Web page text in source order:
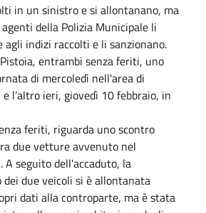
in un sinistro e si allontanano, ma
della Polizia Municipale li
agli indizi raccolti e li sanzionano.
entrambi senza feriti, uno
di mercoledì nell'area di
l’altro ieri, giovedì 10 febbraio, in
feriti, riguarda uno scontro
due vetture avvenuto nel
A seguito dell'accaduto, la
due veicoli si è allontanata
dati alla controparte, ma è stata